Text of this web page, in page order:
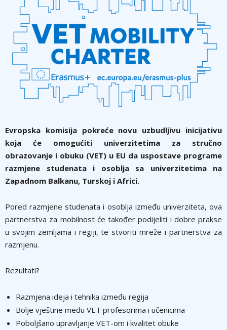
Evropska komisija pokreće novu uzbudljivu inicijativu
koja će omogućiti univerzitetima za stručno
obrazovanje i obuku (VET) u EU da uspostave programe
razmjene studenata i osoblja sa univerzitetima na
Zapadnom Balkanu, Turskoj i Africi.
Pored razmjene studenata i osoblja između univerziteta, ova
partnerstva za mobilnost će također podijeliti i dobre prakse
u svojim zemljama i regiji, te stvoriti mreže i partnerstva za
razmjenu.
Rezultati?
Razmjena ideja i tehnika između regija
Bolje vještine među VET profesorima i učenicima
Poboljšano upravljanje VET-om i kvalitet obuke